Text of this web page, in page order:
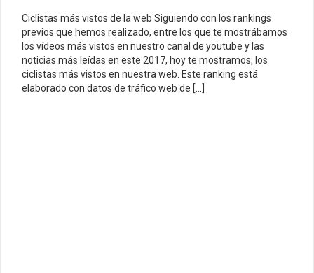
Ciclistas más vistos de la web Siguiendo con los rankings
previos que hemos realizado, entre los que te mostrábamos
los vídeos más vistos en nuestro canal de youtube y las
noticias más leídas en este 2017, hoy te mostramos, los
ciclistas más vistos en nuestra web. Este ranking está
elaborado con datos de tráfico web de […]